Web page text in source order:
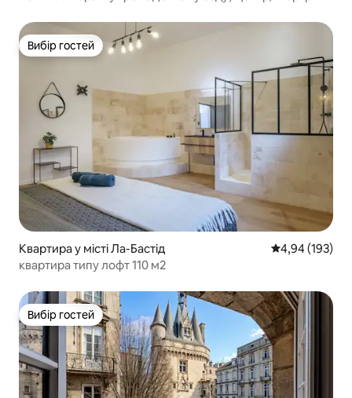
Вибір гостей
Вибір гостей
Квартира у місті Ла-Бастід Середня
4,94 (193)
квартира типу лофт 110 м2
Вибір гостей
Вибір гостей